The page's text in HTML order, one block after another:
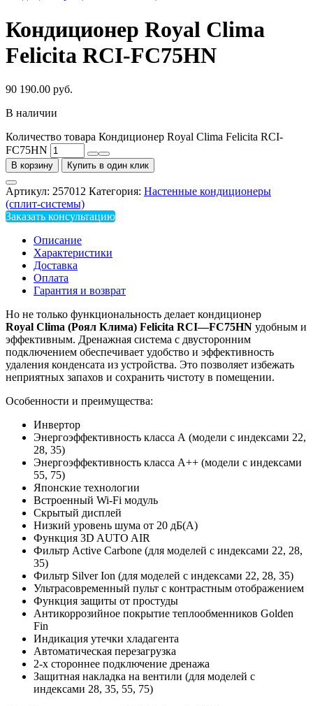
Кондиционер Royal Clima
Felicita RCI-FC75HN
90 190.00 руб.
В наличии
Количество товара Кондиционер Royal Clima Felicita RCI-
FC75HN
В корзину Купить в один клик
Артикул: 257012 Категория: Настенные кондиционеры
(сплит-системы)
Заказать консультацию
Описание
Характеристики
Доставка
Оплата
Гарантия и возврат
Но не только функциональность делает кондиционер
Royal Clima (Роял Клима) Felicita RCI—FC75HN удобным и
эффективным. Дренажная система с двусторонним
подключением обеспечивает удобство и эффективность
удаления конденсата из устройства. Это позволяет избежать
неприятных запахов и сохранить чистоту в помещении.
Особенности и преимущества:
Инвертор
Энергоэффективность класса А (модели с индексами 22,
28, 35)
Энергоэффективность класса А++ (модели с индексами
55, 75)
Японские технологии
Встроенный Wi-Fi модуль
Скрытый дисплей
Низкий уровень шума от 20 дБ(А)
Функция 3D AUTO AIR
Фильтр Active Carbone (для моделей с индексами 22, 28,
35)
Фильтр Silver Ion (для моделей с индексами 22, 28, 35)
Ультрасовременный пульт с контрастным отображением
Функция защиты от простуды
Антикоррозийное покрытие теплообменников Golden
Fin
Индикация утечки хладагента
Автоматическая перезагрузка
2-х стороннее подключение дренажа
Защитная накладка на вентили (для моделей с
индексами 28, 35, 55, 75)